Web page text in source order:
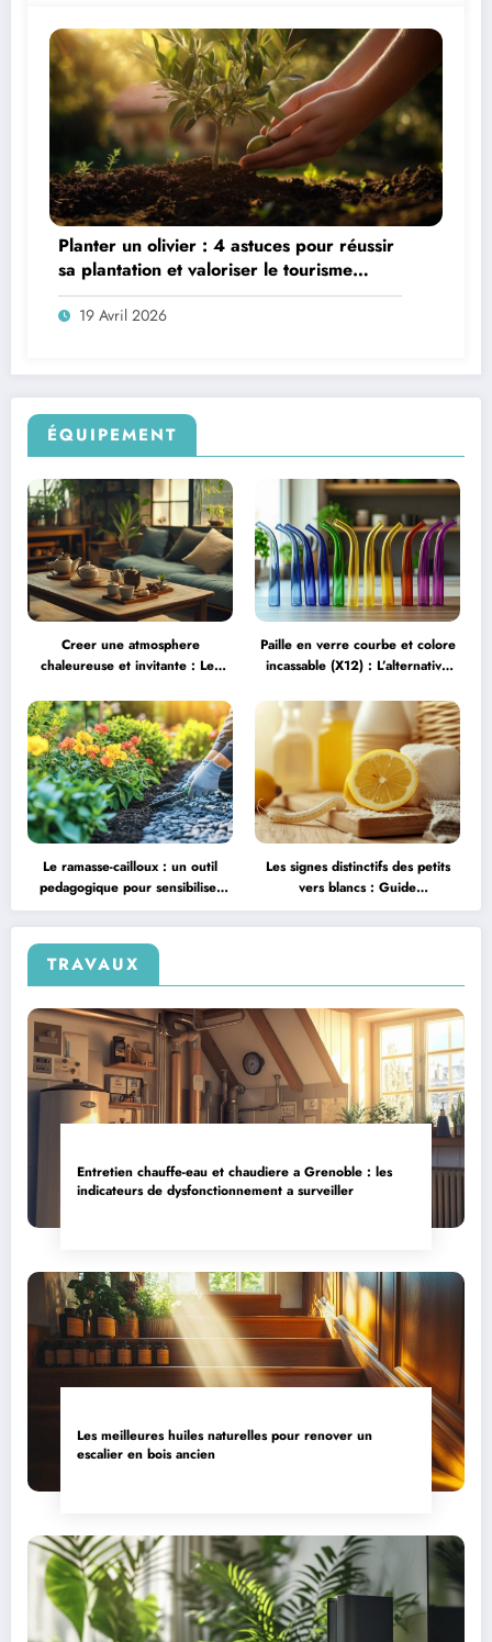
ÉQUIPEMENT
Creer une atmosphere
chaleureuse et invitante : Les
salon de the cosy
Paille en verre courbe et colore
incassable (X12) : L’alternative
jetables
Le ramasse-cailloux : un outil
pedagogique pour sensibiliser
les enfants a la nature
Les signes distinctifs des petits
vers blancs : Guide
d’identification et traitement
TRAVAUX
Entretien chauffe-eau et chaudiere a Grenoble : les
indicateurs de dysfonctionnement a surveiller
Les meilleures huiles naturelles pour renover un
escalier en bois ancien
Planter un olivier : 4 astuces pour réussir
sa plantation et valoriser le tourisme
oléicole
19 Avril 2026